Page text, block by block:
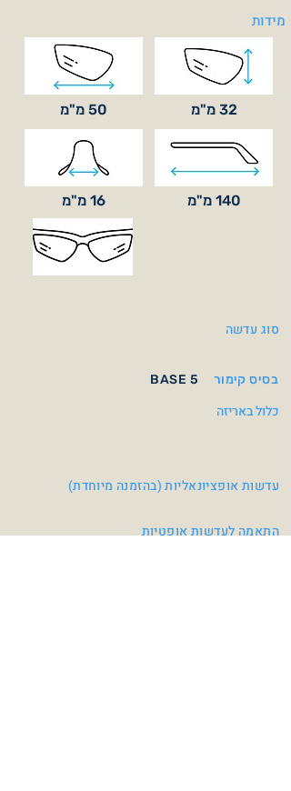
מידות
50 מ"מ 32 מ"מ
16 מ"מ 140 מ"מ
סוג עדשה
BASE 5 בסיס קימור
כלול באריזה
עדשות אופציונאליות (בהזמנה מיוחדת)
התאמה לעדשות אופטיות